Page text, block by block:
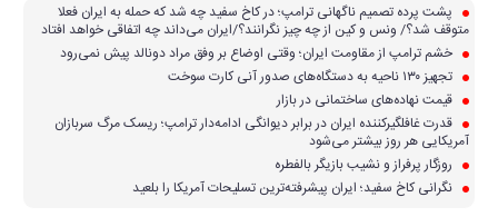
پشت پرده تصمیم ناگهانی ترامپ؛ در کاخ سفید چه شد که حمله به ایران فعلا
متوقف شد؟/ ونس و کین از چه چیز نگرانند؟/ایران می‌داند چه اتفاقی خواهد افتاد
خشم ترامپ از مقاومت ایران؛ وقتی اوضاع بر وفق مراد دونالد پیش نمی‌رود
تجهیز ۱۳۰ ناحیه به دستگاه‌های صدور آنی کارت سوخت
قیمت نهاده‌های ساختمانی در بازار
قدرت غافلگیرکننده ایران در برابر دیوانگی ادامه‌دار ترامپ؛ ریسک مرگ سربازان
آمریکایی هر روز بیشتر می‌شود
روزگار پرفراز و نشیب بازیگر بالفطره
نگرانی کاخ سفید؛ ایران پیشرفته‌ترین تسلیحات آمریکا را بلعید